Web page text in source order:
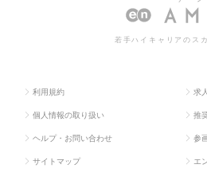
ーの転職 進
若手ハイキャリアのス
利用規約 求
個人情報の取り扱い 推
ヘルプ・お問い合わせ 参
サイトマップ エ